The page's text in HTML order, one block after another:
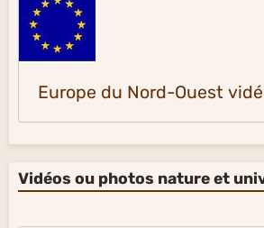
Europe du Nord-Ouest
Vidéos ou photos nature et